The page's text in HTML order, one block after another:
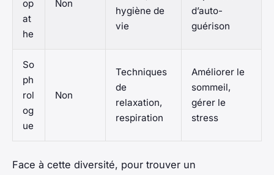
op
at
he
Non
hygiène de
vie
d’auto-
guérison
So
ph
rol
og
ue
Non
Techniques
de
relaxation,
respiration
Améliorer le
sommeil,
gérer le
stress
Face à cette diversité, pour trouver un